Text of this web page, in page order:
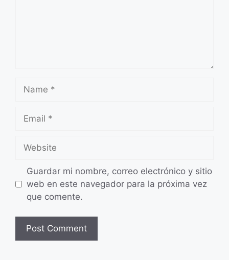
Name
Email
Website
Guardar mi nombre, correo electrónico y sitio
web en este navegador para la próxima vez
que comente.